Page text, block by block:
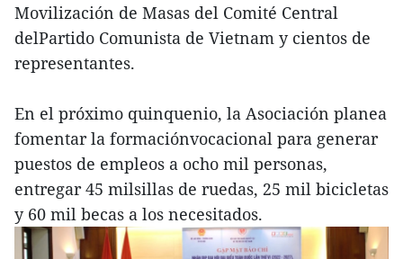
Movilización de Masas del Comité Central
delPartido Comunista de Vietnam y cientos de
representantes.
En el próximo quinquenio, la Asociación planea
fomentar la formaciónvocacional para generar
puestos de empleos a ocho mil personas,
entregar 45 milsillas de ruedas, 25 mil bicicletas
y 60 mil becas a los necesitados.